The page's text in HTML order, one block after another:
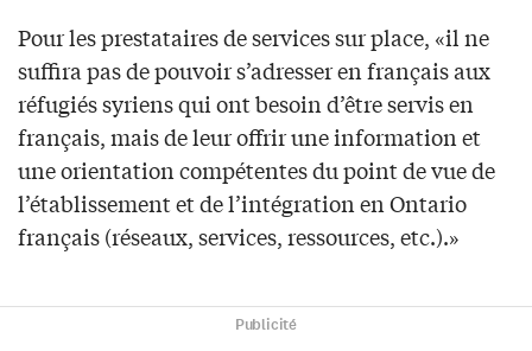
Pour les prestataires de services sur place, «il ne
suffira pas de pouvoir s’adresser en français aux
réfugiés syriens qui ont besoin d’être servis en
français, mais de leur offrir une information et
une orientation compétentes du point de vue de
l’établissement et de l’intégration en Ontario
français (réseaux, services, ressources, etc.).»
Publicité